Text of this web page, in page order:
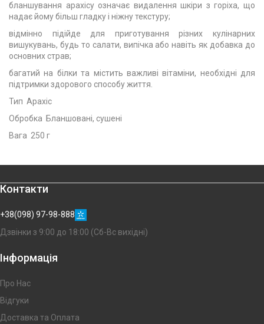
бланшування арахісу означає видалення шкіри з горіха, що
надає йому більш гладку і ніжну текстуру;
відмінно підійде для приготування різних кулінарних
вишукувань, будь то салати, випічка або навіть як добавка до
основних страв;
багатий на білки та містить важливі вітаміни, необхідні для
підтримки здорового способу життя.
Тип Арахіс
Обробка Бланшовані, сушені
Вага 250 г
Контакти
+38(098) 97-98-888
Дзвінки з 9:00 до 18:00 (Сб-Вс вихідні)
Інформація
Про Нас
Відгуки
Доставка та Оплата